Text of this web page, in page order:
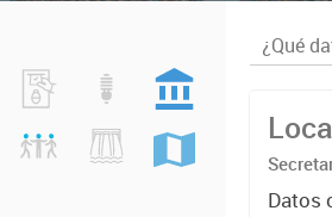
Datos